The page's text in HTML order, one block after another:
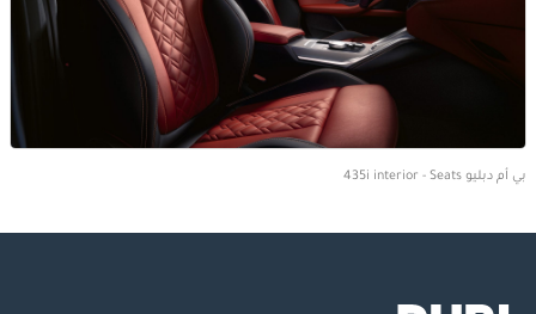
بي أم دبليو 435i interior - Seats